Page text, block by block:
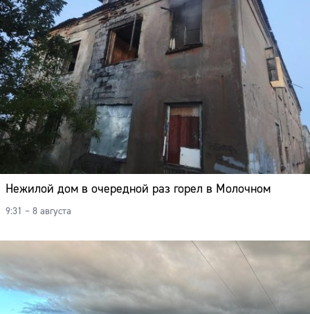
Нежилой дом в очередной раз горел в Молочном
9:31 – 8 августа
Сайт: